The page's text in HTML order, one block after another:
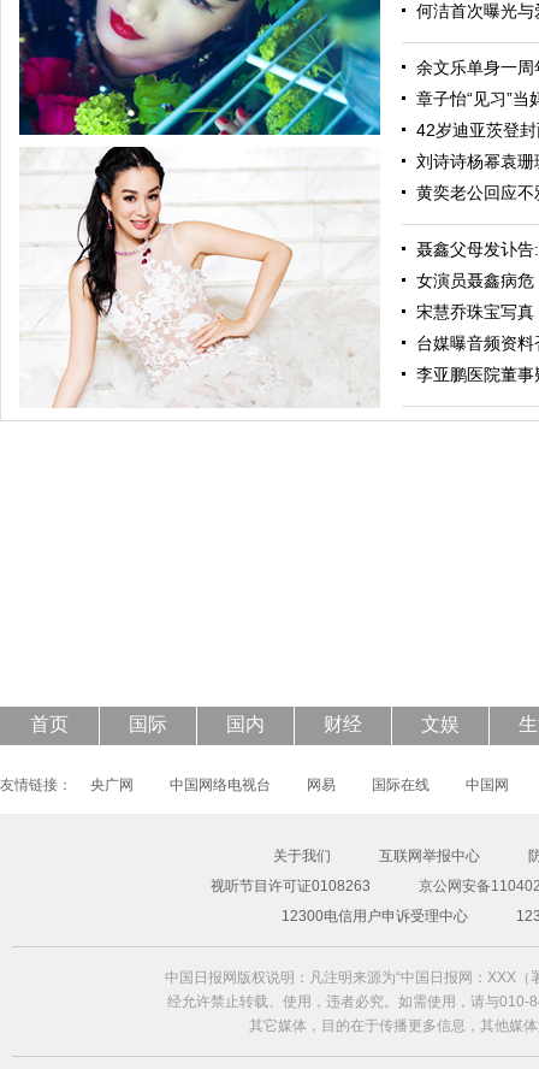
纯粹瞿颖最美新四十 光影年华如书侧听世间风雨
何洁首次曝光
余文乐单身一
章子怡“见习”当
42岁迪亚茨登
刘诗诗杨幂袁
黄奕老公回应
聂鑫父母发讣
女演员聂鑫病
宋慧乔珠宝写
台媒曝音频资
李亚鹏医院董
首页 国际 国内 财经 文娱
友情链接： 央广网 中国网络电视台 网易 国际在线 中国网
关于我们 互联网举报中心
视听节目许可证0108263
京公网安备
12300电信用户申诉受理中心
中国日报网版权说明：凡注明来源为“中国日报网：XXX
经允许禁止转载、使用，违者必究。如需使用，请与010-
其它媒体，目的在于传播更多信息，其他媒